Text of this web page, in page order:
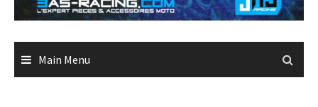
Main Menu